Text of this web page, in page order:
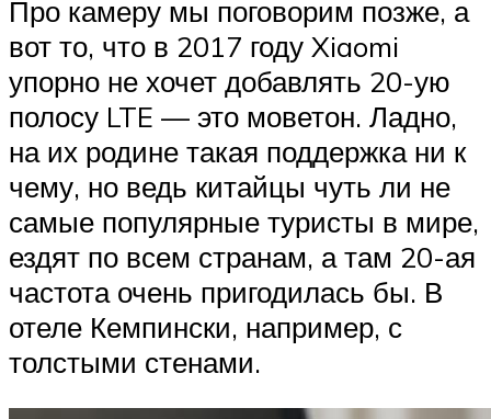
Про камеру мы поговорим позже, а
вот то, что в 2017 году Xiaomi
упорно не хочет добавлять 20-ую
полосу LTE — это моветон. Ладно,
на их родине такая поддержка ни к
чему, но ведь китайцы чуть ли не
самые популярные туристы в мире,
ездят по всем странам, а там 20-ая
частота очень пригодилась бы. В
отеле Кемпински, например, с
толстыми стенами.